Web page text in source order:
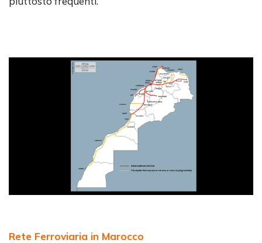
Rete Ferroviaria in Marocco